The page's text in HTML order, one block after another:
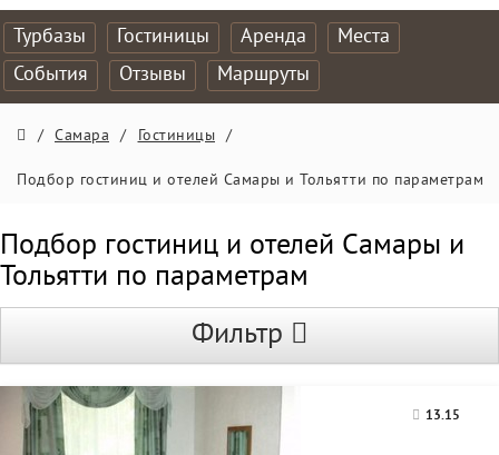
Турбазы Гостиницы Аренда
Места
События
Отзывы Маршруты
/ Самара / Гостиницы /
Подбор гостиниц и отелей Самары и Тольятти по параметрам
Подбор гостиниц и отелей Самары и
Тольятти по параметрам
Фильтр
13.15